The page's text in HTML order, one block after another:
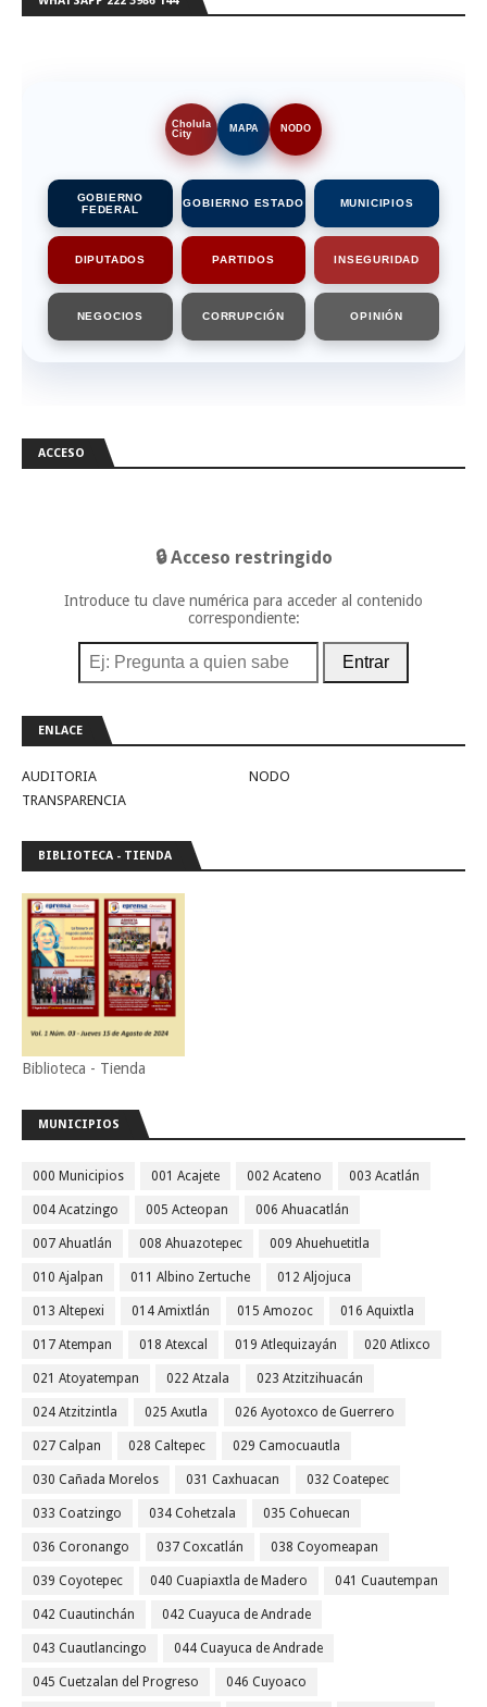
Cholula
City
MAPA NODO
GOBIERNO
FEDERAL
GOBIERNO ESTADO MUNICIPIOS
DIPUTADOS PARTIDOS INSEGURIDAD
NEGOCIOS CORRUPCIÓN OPINIÓN
ACCESO
🔒 Acceso restringido
Introduce tu clave numérica para acceder al contenido
correspondiente:
Entrar
ENLACE
AUDITORIA
NODO
TRANSPARENCIA
BIBLIOTECA - TIENDA
Biblioteca - Tienda
MUNICIPIOS
000 Municipios 001 Acajete 002 Acateno 003 Acatlán
004 Acatzingo 005 Acteopan 006 Ahuacatlán
007 Ahuatlán 008 Ahuazotepec 009 Ahuehuetitla
010 Ajalpan 011 Albino Zertuche 012 Aljojuca
013 Altepexi 014 Amixtlán 015 Amozoc 016 Aquixtla
017 Atempan 018 Atexcal 019 Atlequizayán 020 Atlixco
021 Atoyatempan 022 Atzala 023 Atzitzihuacán
024 Atzitzintla 025 Axutla 026 Ayotoxco de Guerrero
027 Calpan 028 Caltepec 029 Camocuautla
030 Cañada Morelos 031 Caxhuacan 032 Coatepec
033 Coatzingo 034 Cohetzala 035 Cohuecan
036 Coronango 037 Coxcatlán 038 Coyomeapan
039 Coyotepec 040 Cuapiaxtla de Madero 041 Cuautempan
042 Cuautinchán 042 Cuayuca de Andrade
043 Cuautlancingo 044 Cuayuca de Andrade
045 Cuetzalan del Progreso 046 Cuyoaco